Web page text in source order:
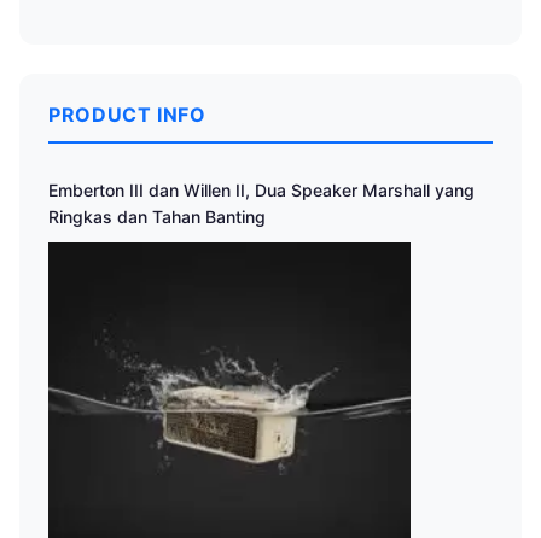
PRODUCT INFO
Emberton III dan Willen II, Dua Speaker Marshall yang
Ringkas dan Tahan Banting